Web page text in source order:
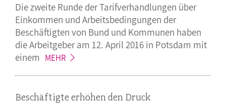
Die zweite Runde der Tarifverhandlungen über
Einkommen und Arbeitsbedingungen der
Beschäftigten von Bund und Kommunen haben
die Arbeitgeber am 12. April 2016 in Potsdam mit
einem MEHR
Beschäftigte erhöhen den Druck